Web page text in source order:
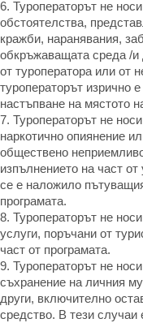
6. Туроператорът не
обстоятелства,
кражби, наранявания,
обкръжаващата среда /и
от туроператора или от
туроператорът изрично
настъпване на мястото
7. Туроператорът не
наркотично опиянение
обществено
изпълнението на част
се е наложило
програмата.
8. Туроператорът не
услуги, поръчани от
част от програмата.
9. Туроператорът не
съхранение на личния
други, включително
средство. В тези случаи